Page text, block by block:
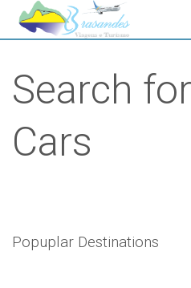
Search
Cars
Popuplar Destinations